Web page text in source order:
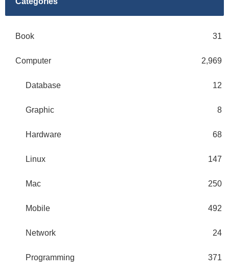
Book 31
Computer 2,969
Database 12
Graphic 8
Hardware 68
Linux 147
Mac 250
Mobile 492
Network 24
Programming 371